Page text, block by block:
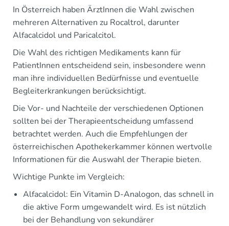
In Österreich haben ÄrztInnen die Wahl zwischen
mehreren Alternativen zu Rocaltrol, darunter
Alfacalcidol und Paricalcitol.
Die Wahl des richtigen Medikaments kann für
PatientInnen entscheidend sein, insbesondere wenn
man ihre individuellen Bedürfnisse und eventuelle
Begleiterkrankungen berücksichtigt.
Die Vor- und Nachteile der verschiedenen Optionen
sollten bei der Therapieentscheidung umfassend
betrachtet werden. Auch die Empfehlungen der
österreichischen Apothekerkammer können wertvolle
Informationen für die Auswahl der Therapie bieten.
Wichtige Punkte im Vergleich:
Alfacalcidol: Ein Vitamin D-Analogon, das schnell in
die aktive Form umgewandelt wird. Es ist nützlich
bei der Behandlung von sekundärer